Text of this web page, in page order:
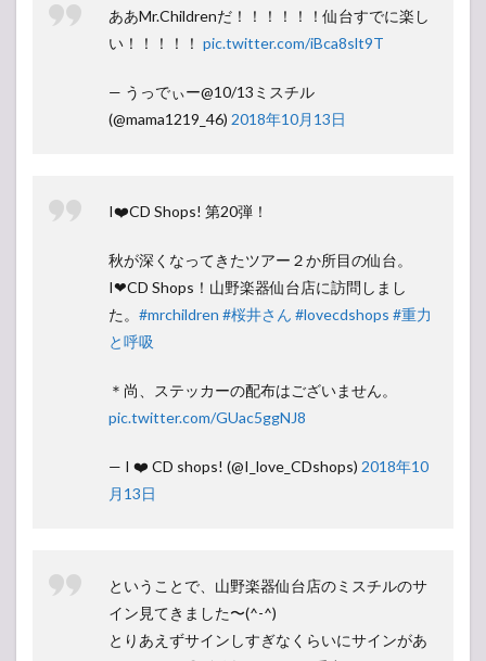
ああMr.Childrenだ！！！！！！仙台すでに楽し
い！！！！！ pic.twitter.com/iBca8slt9T
— うっでぃー@10/13ミスチル
(@mama1219_46) 2018年10月13日
I❤️CD Shops! 第20弾！
秋が深くなってきたツアー２か所目の仙台。
I❤CD Shops！山野楽器仙台店に訪問しまし
た。 #mrchildren #桜井さん #lovecdshops #重力
と呼吸
＊尚、ステッカーの配布はございません。
pic.twitter.com/GUac5ggNJ8
— I ❤️ CD shops! (@I_love_CDshops) 2018年10
月13日
ということで、山野楽器仙台店のミスチルのサ
イン見てきました〜(^-^)
とりあえずサインしすぎなくらいにサインがあ